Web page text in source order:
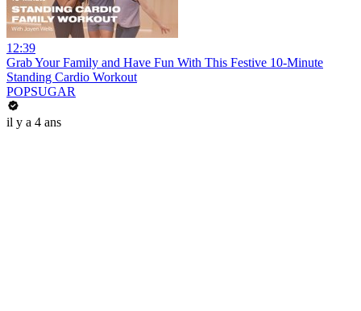
12:39
Grab Your Family and Have Fun With This Festive 10-Minute
Standing Cardio Workout
POPSUGAR
il y a 4 ans